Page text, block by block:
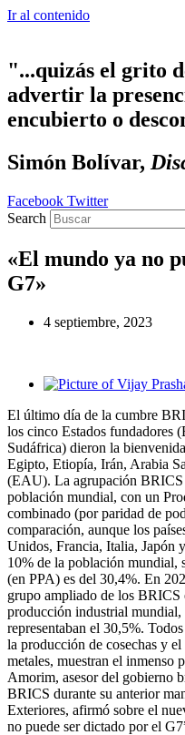
Ir al contenido
"...quizás el grito
advertir la
encubierto o
Simón Bolívar,
Facebook Twitter
Search
«El mundo ya no
G7»
4 septiembre, 2023
El último día de la cumbre
los cinco Estados fundadores
Sudáfrica) dieron la
Egipto, Etiopía, Irán, Arabia
(EAU). La agrupación BRICS
población mundial, con un
combinado (por paridad de
comparación, aunque los
Unidos, Francia, Italia, Japón
10% de la población mundial,
(en PPA) es del 30,4%. En
grupo ampliado de los BRICS
producción industrial mundial,
representaban el 30,5%.
la producción de cosechas y
metales, muestran el inmenso
Amorim, asesor del gobierno
BRICS durante su anterior
Exteriores, afirmó sobre el
no puede ser dictado por el